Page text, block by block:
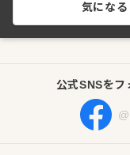
気になる
公式SNSをフ